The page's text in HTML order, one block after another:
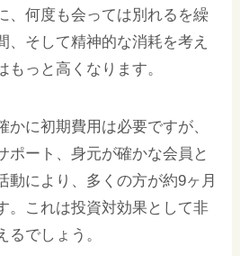
、何度も会っては別れるを繰
、そして精神的な消耗を考え
もっと高くなります。
かに初期費用は必要ですが、
ポート、身元が確かな会員と
動により、多くの方が約9ヶ月
。これは投資対効果として非
るでしょう。